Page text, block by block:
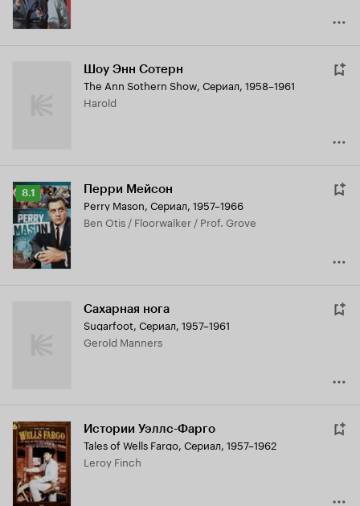
Шоу Энн Сотерн
The Ann Sothern Show, Сериал, 1958–1961
Harold
Рейтинг
Кинопоиска
8.1
8.1 Перри Мейсон
Perry Mason, Сериал, 1957–1966
Ben Otis / Floorwalker / Prof. Grove
Сахарная нога
Sugarfoot, Сериал, 1957–1961
Gerold Manners
Истории Уэллс-Фарго
Tales of Wells Fargo, Сериал, 1957–1962
Leroy Finch